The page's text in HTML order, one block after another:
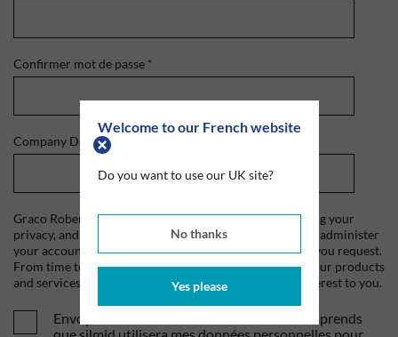
Welcome to our French website
Do you want to use our UK site?
No thanks
Yes please
Confirmer mot de passe *
Company Domain
Graco Roberts is committed to protecting and respecting your
privacy, and we'll only use your personal information to administer
your account and to provide the products and services you request.
From time to time, we would like to contact you about our products
and services, as well as other content that may be of interest to you.
Envoyez-moi vos offres et actualités. Je comprends